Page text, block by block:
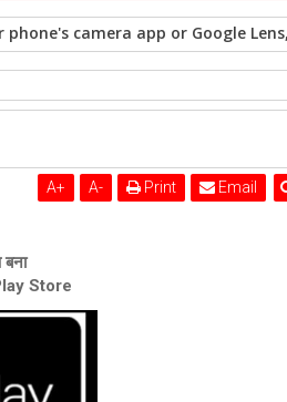
phone's camera app or
A+ A- Print Email
Store